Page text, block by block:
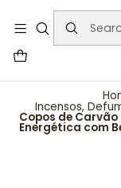
User-agent: *
https://
Incensos,
Copos de
Energética com